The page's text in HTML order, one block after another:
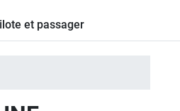
et passager